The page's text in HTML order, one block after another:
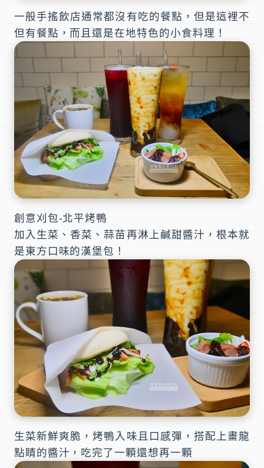
一般手搖飲店通常都沒有吃的餐點，但是這裡不
但有餐點，而且還是在地特色的小食料理！
創意刈包-北平烤鴨
加入生菜、香菜、蒜苗再淋上鹹甜醬汁，根本就
是東方口味的漢堡包！
生菜新鮮爽脆，烤鴨入味且口感彈，搭配上畫龍
點睛的醬汁，吃完了一顆還想再一顆